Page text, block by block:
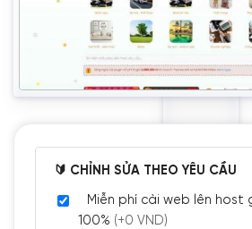
🔰 CHỈNH SỬA THEO YÊU CẦU
Miễn phí cài web lên host
100% (+0 VND)